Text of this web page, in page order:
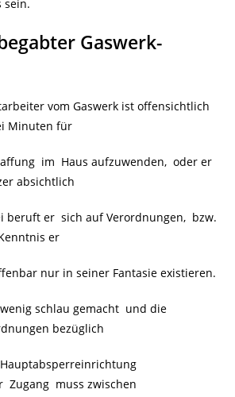
sein.
Gaswerk-
vom Gaswerk ist offensichtlich
Minuten für
im Haus aufzuwenden, oder er
absichtlich
beruft er sich auf Verordnungen, bzw.
er
nur in seiner Fantasie existieren.
schlau gemacht und die
bezüglich
Zugang muss zwischen